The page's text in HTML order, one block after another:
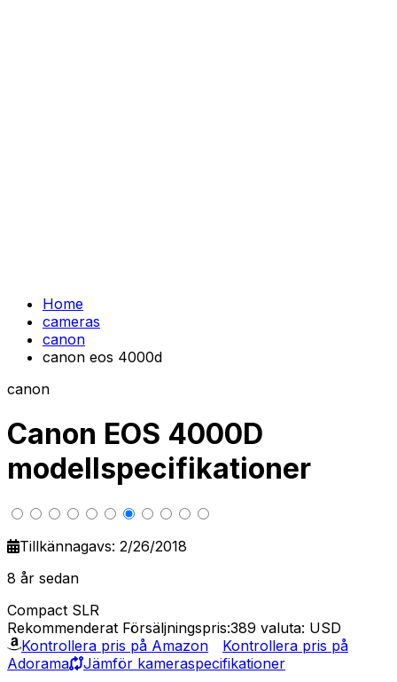
Home
cameras
canon
canon eos 4000d
canon
Canon EOS 4000D
modellspecifikationer
Tillkännagavs: 2/26/2018
8 år sedan
Compact SLR
Rekommenderat Försäljningspris:389 valuta: USD
Kontrollera pris på Amazon
Kontrollera pris på
Adorama
Jämför kameraspecifikationer